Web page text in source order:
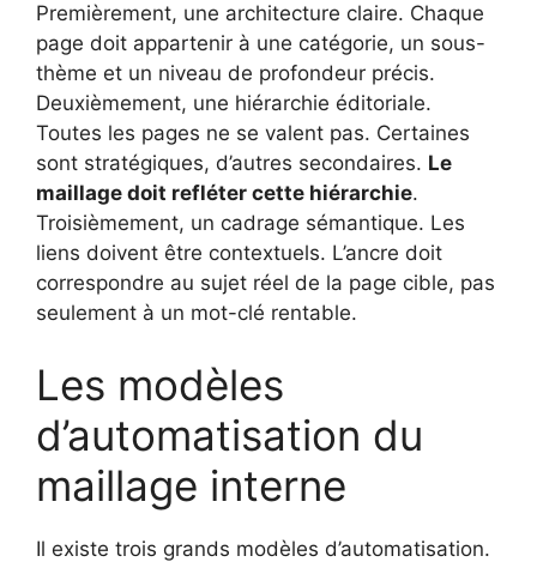
Premièrement, une architecture claire. Chaque
page doit appartenir à une catégorie, un sous-
thème et un niveau de profondeur précis.
Deuxièmement, une hiérarchie éditoriale.
Toutes les pages ne se valent pas. Certaines
sont stratégiques, d’autres secondaires. Le
maillage doit refléter cette hiérarchie.
Troisièmement, un cadrage sémantique. Les
liens doivent être contextuels. L’ancre doit
correspondre au sujet réel de la page cible, pas
seulement à un mot-clé rentable.
Les modèles
d’automatisation du
maillage interne
Il existe trois grands modèles d’automatisation.